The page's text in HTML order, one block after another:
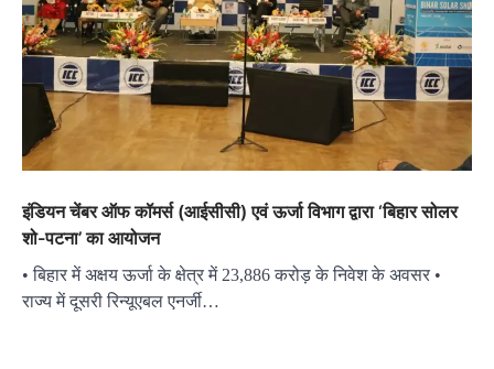
इंडियन चेंबर ऑफ कॉमर्स (आईसीसी) एवं ऊर्जा विभाग द्वारा ‘बिहार सोलर
शो-पटना’ का आयोजन
• बिहार में अक्षय ऊर्जा के क्षेत्र में 23,886 करोड़ के निवेश के अवसर •
राज्य में दूसरी रिन्यूएबल एनर्जी…